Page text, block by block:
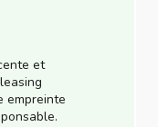
et
empreinte